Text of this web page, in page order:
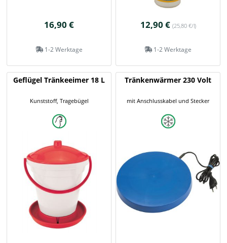
16,90 €
1-2 Werktage
12,90 € (25,80 €/l)
1-2 Werktage
Geflügel Tränkeeimer 18 L
Kunststoff, Tragebügel
Tränkenwärmer 230 Volt
mit Anschlusskabel und Stecker